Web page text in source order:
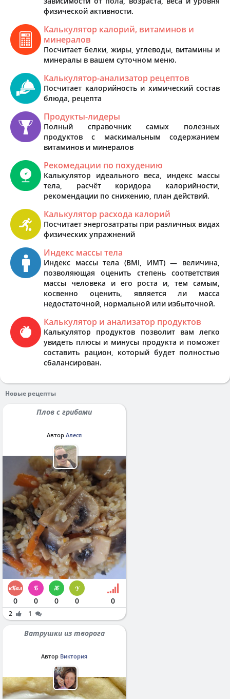
физической активности.
Калькулятор калорий, витаминов и
минералов
Посчитает белки, жиры, углеводы, витамины и
минералы в вашем суточном меню.
Калькулятор-анализатор рецептов
Посчитает калорийность и химический состав
блюда, рецепта
Продукты-лидеры
Полный справочник самых полезных
продуктов с маскимальным содержанием
витаминов и минералов
Рекомедации по похудению
Калькулятор идеального веса, индекс массы
тела, расчёт коридора калорийности,
рекомендации по снижению, план действий.
Калькулятор расхода калорий
Посчитает энергозатраты при различных видах
физических упражнений
Индекс массы тела
Индекс массы тела (BMI, ИМТ) — величина,
позволяющая оценить степень соответствия
массы человека и его роста и, тем самым,
косвенно оценить, является ли масса
недостаточной, нормальной или избыточной.
Калькулятор и анализатор продуктов
Калькулятор продуктов позволит вам легко
увидеть плюсы и минусы продукта и поможет
составить рацион, который будет полностью
сбалансирован.
Новые рецепты
Плов с грибами
Автор Алеся
0 0 0 0 0
2 1
Ватрушки из творога
Автор Виктория